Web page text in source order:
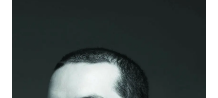
Barcelona, en busca de nuevas formas de
habitar y transformar la ciudad, un enfoque
que enriquece esta licenciatura sobre
arquitectura de interiores desde una
perspectiva urbana y crítica.